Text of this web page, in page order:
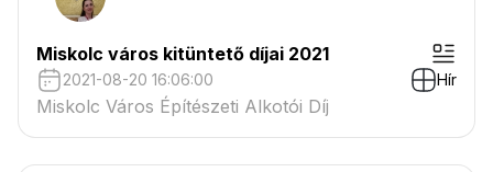
Miskolc város kitüntető díjai 2021
2021-08-20 16:06:00 Hír
Miskolc Város Építészeti Alkotói Díj